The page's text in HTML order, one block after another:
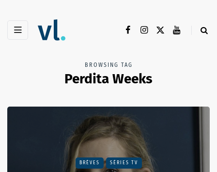
BROWSING TAG
Perdita Weeks
BRÈVES SÉRIES TV